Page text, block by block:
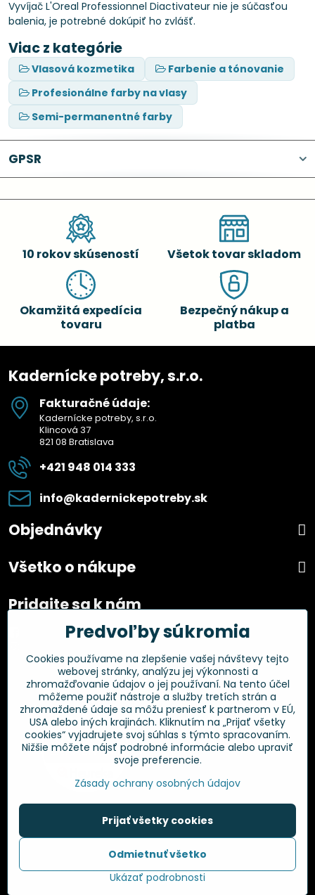
Vyvíjač L'Oreal Professionnel Diactivateur nie je súčasťou
balenia, je potrebné dokúpiť ho zvlášť.
Viac z kategórie
Vlasová kozmetika
Farbenie a tónovanie
Profesionálne farby na vlasy
Semi-permanentné farby
GPSR
10 rokov skúseností Všetok tovar skladom
Okamžitá expedícia
tovaru
Bezpečný nákup a
platba
Kadernícke potreby, s.r.o.
Fakturačné údaje:
Kadernícke potreby, s.r.o.
Klincová 37
821 08 Bratislava
+421 948 014 333
info​@kadernickepotreby​.sk
Objednávky
Všetko o nákupe
Pridajte sa k nám
Facebook
Overené zákazníkmi
©2026Copyright
Predvoľby súkromiaZásady ochrany osobných údajov
Vytvorené pomocou:BiznisWeb.sk
Predvoľby súkromia
Cookies používame na zlepšenie vašej návštevy tejto
webovej stránky, analýzu jej výkonnosti a
zhromažďovanie údajov o jej používaní. Na tento účel
môžeme použiť nástroje a služby tretích strán a
zhromaždené údaje sa môžu preniesť k partnerom v EÚ,
USA alebo iných krajinách. Kliknutím na „Prijať všetky
cookies“ vyjadrujete svoj súhlas s týmto spracovaním.
Nižšie môžete nájsť podrobné informácie alebo upraviť
svoje preferencie.
Zásady ochrany osobných údajov
Ukázať podrobnosti
Prijať všetky cookies
Odmietnuť všetko